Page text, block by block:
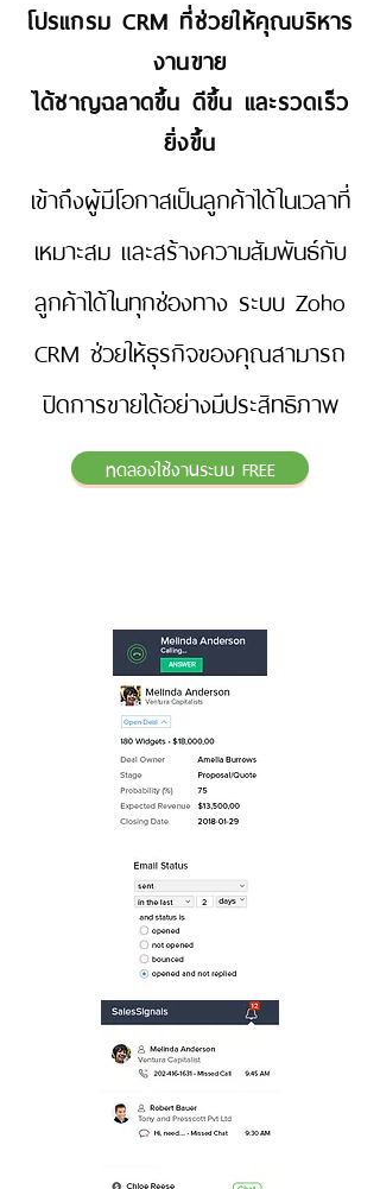
โปรแกรม CRM ที่ช่วยให้คุณบริหาร
งานขาย
ได้ชาญฉลาดขึ้น ดีขึ้น และรวดเร็ว
ยิ่งขึ้น
เข้าถึงผู้มีโอกาสเป็นลูกค้าได้ในเวลาที่
เหมาะสม และสร้างความสัมพันธ์กับ
ลูกค้าได้ในทุกช่องทาง ระบบ Zoho
CRM ช่วยให้ธุรกิจของคุณสามารถ
ปิดการขายได้อย่างมีประสิทธิภาพ
ทดลองใช้งานระบบ FREE